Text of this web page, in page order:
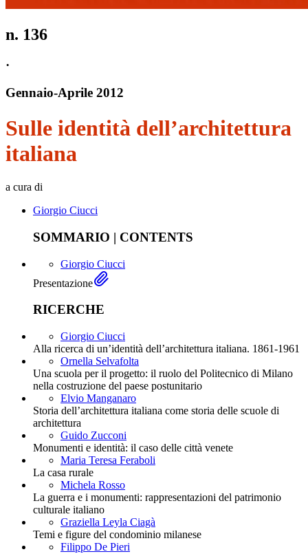
n. 136
·
Gennaio-Aprile 2012
Sulle identità dell’architettura
italiana
a cura di
Giorgio Ciucci
SOMMARIO | CONTENTS
Giorgio Ciucci
Presentazione
RICERCHE
Giorgio Ciucci
Alla ricerca di un’identità dell’architettura italiana. 1861-1961
Ornella Selvafolta
Una scuola per il progetto: il ruolo del Politecnico di Milano
nella costruzione del paese postunitario
Elvio Manganaro
Storia dell’architettura italiana come storia delle scuole di
architettura
Guido Zucconi
Monumenti e identità: il caso delle città venete
Maria Teresa Feraboli
La casa rurale
Michela Rosso
La guerra e i monumenti: rappresentazioni del patrimonio
culturale italiano
Graziella Leyla Ciagà
Temi e figure del condominio milanese
Filippo De Pieri